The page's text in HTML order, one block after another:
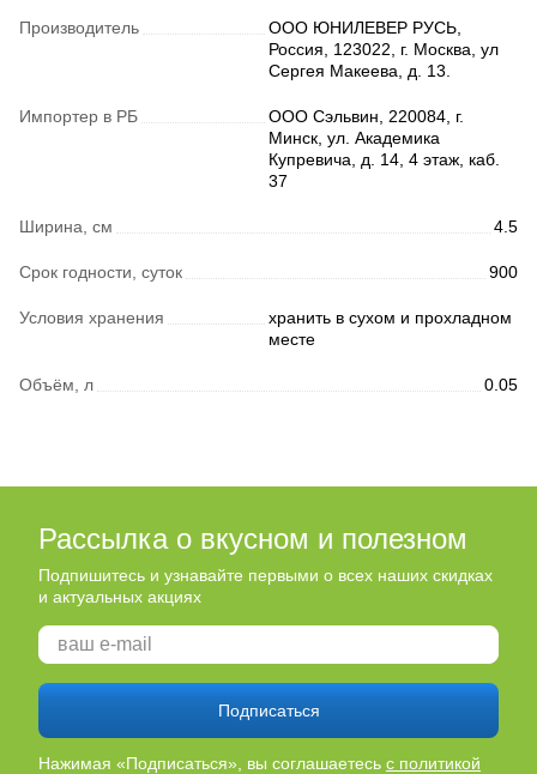
Производитель
ООО ЮНИЛЕВЕР РУСЬ,
Россия, 123022, г. Москва, ул
Сергея Макеева, д. 13.
Импортер в РБ
ООО Сэльвин, 220084, г.
Минск, ул. Академика
Купревича, д. 14, 4 этаж, каб.
37
Ширина, см 4.5
Срок годности, суток 900
Условия хранения
хранить в сухом и прохладном
месте
Объём, л 0.05
Рассылка о вкусном и полезном
Подпишитесь и узнавайте первыми о всех наших скидках
и актуальных акциях
Подписаться
Нажимая «Подписаться», вы соглашаетесь с политикой